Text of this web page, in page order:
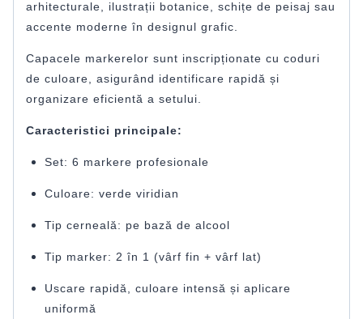
arhitecturale, ilustrații botanice, schițe de peisaj sau
accente moderne în designul grafic.
Capacele markerelor sunt inscripționate cu coduri
de culoare, asigurând identificare rapidă și
organizare eficientă a setului.
Caracteristici principale:
Set: 6 markere profesionale
Culoare: verde viridian
Tip cerneală: pe bază de alcool
Tip marker: 2 în 1 (vârf fin + vârf lat)
Uscare rapidă, culoare intensă și aplicare
uniformă